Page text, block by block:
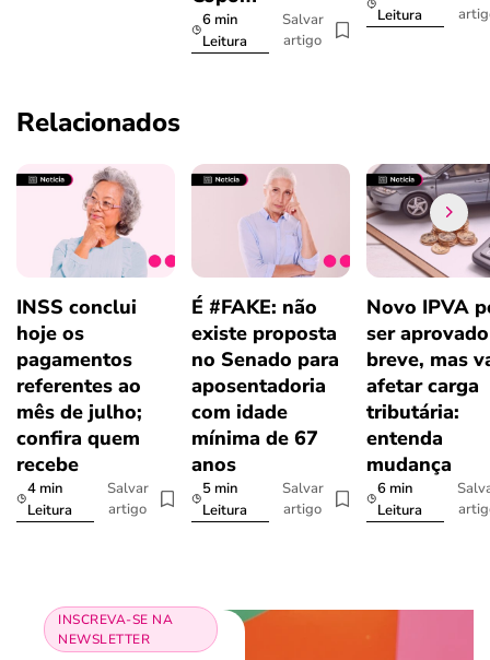
6 min
Leitura
Salvar
artigo
Leitura
Relacionados
INSS conclui
hoje os
pagamentos
referentes ao
mês de julho;
confira quem
recebe
4 min
Leitura
Salvar
artigo
É #FAKE: não
existe proposta
no Senado para
aposentadoria
com idade
mínima de 67
anos
5 min
Leitura
Salvar
artigo
Novo IPVA
ser
breve, mas
afetar carga
tributária:
entenda
mudança
6 min
Leitura
INSCREVA-SE NA
NEWSLETTER